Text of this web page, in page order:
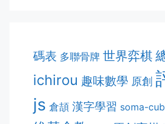
碼表 多聯骨牌 世界弈棋
ichirou 趣味數學 原創
js 倉頡 漢字學習 soma-